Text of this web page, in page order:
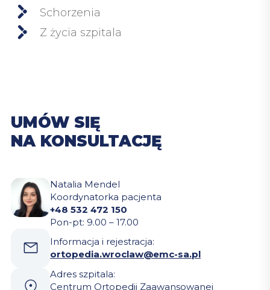
Schorzenia
Z życia szpitala
UMÓW SIĘ
NA KONSULTACJĘ
Natalia Mendel
Koordynatorka pacjenta
+48 532 472 150
Pon-pt: 9.00 – 17.00
Informacja i rejestracja:
ortopedia.wroclaw@emc-sa.pl
Adres szpitala:
Centrum Ortopedii Zaawansowanej